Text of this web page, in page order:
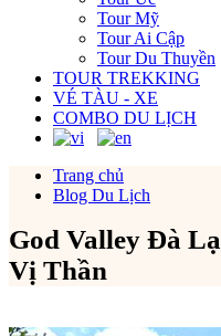
Tour Mỹ
Tour Ai Cập
Tour Du Thuyền
TOUR TREKKING
VÉ TÀU - XE
COMBO DU LỊCH
Trang chủ
Blog Du Lịch
God Valley Đà
Vị Thần